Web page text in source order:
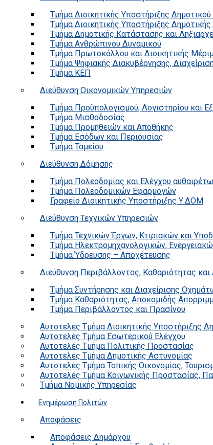
Τμήμα Διοικητικής Υποστήριξης
Τμήμα Διοικητικής Υποστήριξης
Τμήμα Δημοτικής Κατάστασης και
Τμήμα Ανθρώπινου Δυναμικού
Τμήμα Πρωτοκόλλου και Διοικητικής
Τμήμα Ψηφιακής Διακυβέρνησης,
Τμήμα ΚΕΠ
Διεύθυνση Οικονομικών Υπηρεσιών
Τμήμα Προϋπολογισμού, Λογιστηρίου και
Τμήμα Μισθοδοσίας
Τμήμα Προμηθειών και Αποθήκης
Τμήμα Εσόδων και Περιουσίας
Τμήμα Ταμείου
Διεύθυνση Δόμησης
Τμήμα Πολεοδομίας και Ελέγχου
Τμήμα Πολεοδομικών Εφαρμογών
Γραφείο Διοικητικής Υποστήριξης Υ.ΔΟΜ
Διεύθυνση Τεχνικών Υπηρεσιών
Τμήμα Τεχνικών Έργων, Κτιριακών και
Τμήμα Ηλεκτρομηχανολογικών,
Τμήμα Ύδρευσης – Αποχέτευσης
Διεύθυνση Περιβάλλοντος, Καθαριότητας
Τμήμα Συντήρησης και Διαχείρισης
Τμήμα Καθαριότητας, Αποκομιδής
Τμήμα Περιβάλλοντος και Πρασίνου
Αυτοτελές Τμήμα Διοικητικής Υποστήριξης
Αυτοτελές Τμήμα Εσωτερικού Ελέγχου
Αυτοτελές Τμήμα Πολιτικής Προστασίας
Αυτοτελές Τμήμα Δημοτικής Αστυνομίας
Αυτοτελές Τμήμα Τοπικής Οικονομίας,
Αυτοτελές Τμήμα Κοινωνικής Προστασίας,
Τμήμα Νομικής Υπηρεσίας
Ενημέρωση Πολιτών
Αποφάσεις
Αποφάσεις Δημάρχου